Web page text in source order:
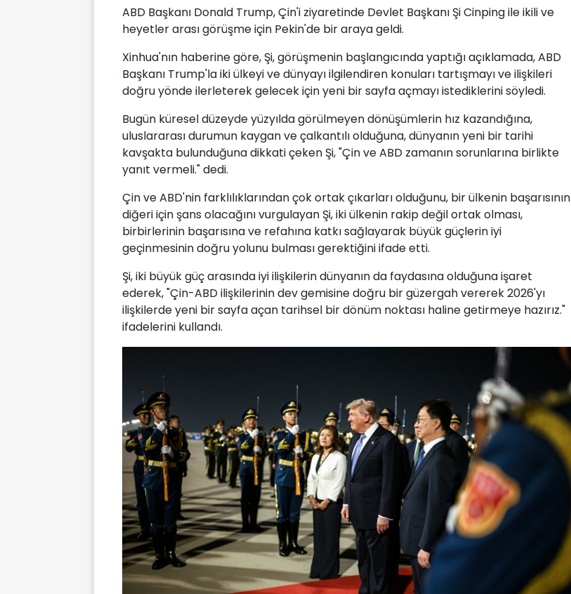
ABD Başkanı Donald Trump, Çin'i ziyaretinde Devlet Başkanı Şi Cinping ile ikili ve
heyetler arası görüşme için Pekin'de bir araya geldi.
Xinhua'nın haberine göre, Şi, görüşmenin başlangıcında yaptığı açıklamada, ABD
Başkanı Trump'la iki ülkeyi ve dünyayı ilgilendiren konuları tartışmayı ve ilişkileri
doğru yönde ilerleterek gelecek için yeni bir sayfa açmayı istediklerini söyledi.
Bugün küresel düzeyde yüzyılda görülmeyen dönüşümlerin hız kazandığına,
uluslararası durumun kaygan ve çalkantılı olduğuna, dünyanın yeni bir tarihi
kavşakta bulunduğuna dikkati çeken Şi, "Çin ve ABD zamanın sorunlarına birlikte
yanıt vermeli." dedi.
Çin ve ABD'nin farklılıklarından çok ortak çıkarları olduğunu, bir ülkenin başarısının
diğeri için şans olacağını vurgulayan Şi, iki ülkenin rakip değil ortak olması,
birbirlerinin başarısına ve refahına katkı sağlayarak büyük güçlerin iyi
geçinmesinin doğru yolunu bulması gerektiğini ifade etti.
Şi, iki büyük güç arasında iyi ilişkilerin dünyanın da faydasına olduğuna işaret
ederek, "Çin-ABD ilişkilerinin dev gemisine doğru bir güzergah vererek 2026'yı
ilişkilerde yeni bir sayfa açan tarihsel bir dönüm noktası haline getirmeye hazırız."
ifadelerini kullandı.